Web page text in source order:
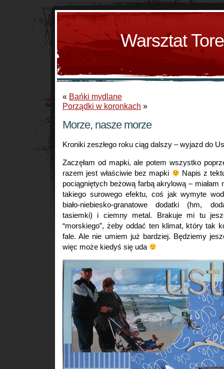
Warsztat
« Bańki mydlane
Porządki w koronkach »
Morze, nasze morze
Kroniki zeszłego roku ciąg dalszy – wyjazd do
Zaczęłam od mapki, ale potem wszystko
razem jest właściwie bez mapki
Napis z
pociągniętych beżową farbą akrylową – miałam
takiego surowego efektu, coś jak wymyte
biało-niebiesko-granatowe dodatki (hm,
tasiemki) i ciemny metal. Brakuje mi tu
“morskiego”, żeby oddać ten klimat, który tak
fale. Ale nie umiem już bardziej. Będziemy
więc może kiedyś się uda